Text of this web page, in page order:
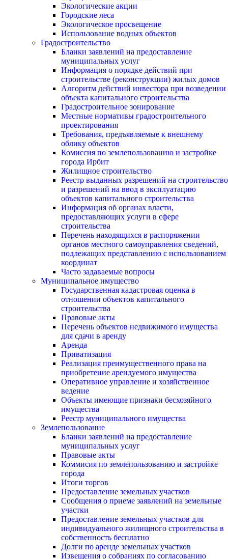
Экологические акции
Городские леса
Экологическое просвещение
Использование водных объектов
Градостроительство
Бланки заявлений на предоставление
муниципальных услуг
Информация о порядке действий при
строительстве (реконструкции) жилых домов
Алгоритм действий инвестора при возведении
объекта капитального строительства
Градостроительное зонирование
Местные нормативы градостроительного
проектирования
Требования, предъявляемые к внешнему
облику объектов
Комиссия по землепользованию и застройке
города Ирбит
Жилищное строительство
Реестр выданных разрешений на строительство
и разрешений на ввод в эксплуатацию
объектов капитального строительства
Информация об органах власти,
предоставляющих услуги в сфере
строительства
Перечень находящихся в распоряжении
органов местного самоуправления сведений,
подлежащих представлению с использованием
координат
Часто задаваемые вопросы
Муниципальное имущество
Государственная кадастровая оценка в
отношении объектов капитального
строительства
Правовые акты
Перечень объектов недвижимого имущества
для сдачи в аренду
Аренда
Приватизация
Реализация преимущественного права на
приобретение арендуемого имущества
Оперативное управление и хозяйственное
ведение
Объекты имеющие признаки бесхозяйного
имущества
Реестр муниципального имущества
Землепользование
Бланки заявлений на предоставление
муниципальных услуг
Правовые акты
Коммисия по землепользованию и застройке
города
Итоги торгов
Предоставление земельных участков
Сообщения о приеме заявлений на земельные
участки
Предоставление земельных участков для
индивидуального жилищного строительства в
собственность бесплатно
Долги по аренде земельных участков
Извещения о собраниях по согласованию